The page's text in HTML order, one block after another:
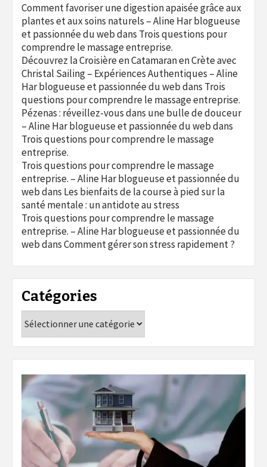
Comment favoriser une digestion apaisée grâce aux
plantes et aux soins naturels – Aline Har blogueuse
et passionnée du webdans Trois questions pour
comprendre le massage entreprise.
Découvrez la Croisière en Catamaran en Crète avec
Christal Sailing – Expériences Authentiques – Aline
Har blogueuse et passionnée du webdans Trois
questions pour comprendre le massage entreprise.
Pézenas : réveillez-vous dans une bulle de douceur
– Aline Har blogueuse et passionnée du webdans
Trois questions pour comprendre le massage
entreprise.
Trois questions pour comprendre le massage
entreprise. – Aline Har blogueuse et passionnée du
webdans Les bienfaits de la course à pied sur la
santé mentale : un antidote au stress
Trois questions pour comprendre le massage
entreprise. – Aline Har blogueuse et passionnée du
webdansComment gérer son stress rapidement ?
Catégories